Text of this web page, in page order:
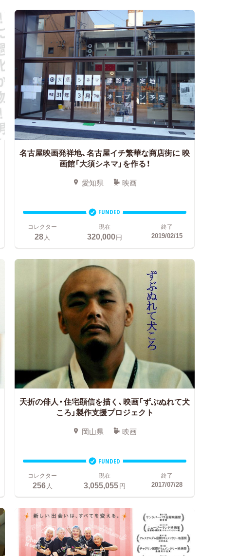
名古屋映画発祥地、名古屋イチ繁華な商店街に 映
画館「大須シネマ」を作る！
愛知県 映画
FUNDED
コレクター
28 人
現在
320,000円
終了
2019/02/15
夭折の俳人・住宅顕信を描く、映画「ずぶぬれて犬
ころ」製作支援プロジェクト
岡山県 映画
FUNDED
コレクター
256人
現在
3,055,055円
終了
2017/07/28